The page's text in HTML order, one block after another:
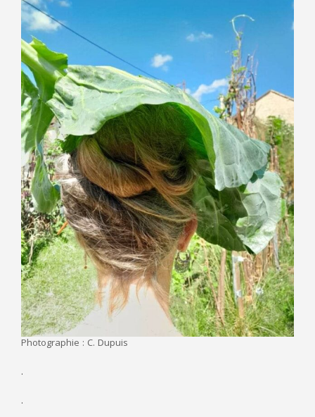
Photographie : C. Dupuis
.
.